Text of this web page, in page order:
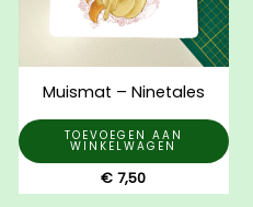
Muismat – Ninetales
TOEVOEGEN AAN
WINKELWAGEN
€ 7,50